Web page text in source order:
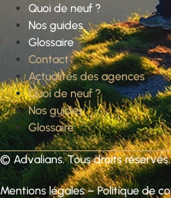
Quoi de neuf ?
Nos guides
Glossaire
Contact
Actualités des agences
Quoi de neuf ?
Nos guides
Glossaire
© Advalians. Tous droits réservés.
Mentions légales–Politique de